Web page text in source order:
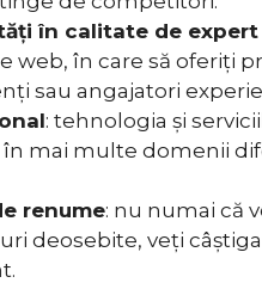
în calitate de
web, în care să oferiți
sau angajatori
: tehnologia și
în mai multe domenii
renume: nu numai că
deosebite, veți